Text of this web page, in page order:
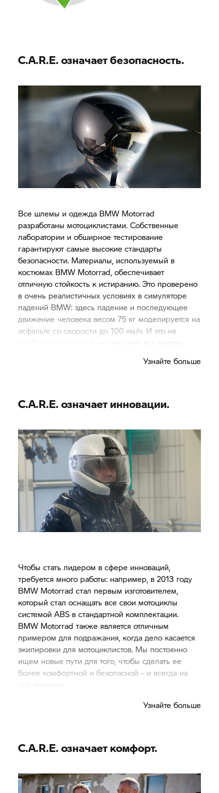
C.A.R.E. означает безопасность.
Все шлемы и одежда BMW Motorrad
разработаны мотоциклистами. Собственные
лаборатории и обширное тестирование
гарантируют самые высокие стандарты
безопасности. Материалы, используемый в
костюмах BMW Motorrad, обеспечивает
отличную стойкость к истиранию. Это проверено
в очень реалистичных условиях в симуляторе
падений BMW: здесь падение и последующее
движение человека весом 75 кг моделируется на
асфальте со скорости до 100 км/ч. И это не
прочные и оснащены защитными средствами
Узнайте больше
C.A.R.E. означает инновации.
Чтобы стать лидером в сфере инноваций,
требуется много работы: например, в 2013 году
BMW Motorrad стал первым изготовителем,
который стал оснащать все свои мотоциклы
системой ABS в стандартной комплектации.
BMW Motorrad также является отличным
примером для подражания, когда дело касается
экипировки для мотоциклистов. Мы постоянно
ищем новые пути для того, чтобы сделать ее
более комфортной и безопасной – и всегда на
Узнайте больше
C.A.R.E. означает комфорт.